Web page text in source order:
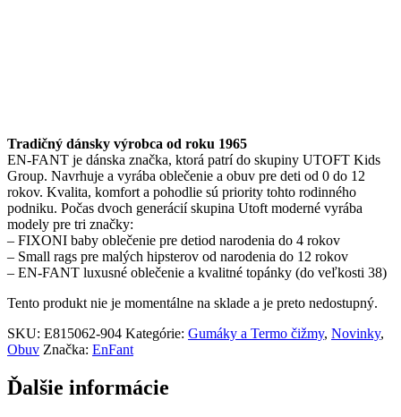
Tradičný dánsky výrobca od roku 1965
EN-FANT je dánska značka, ktorá patrí do skupiny UTOFT Kids
Group. Navrhuje a vyrába oblečenie a obuv pre deti od 0 do 12
rokov. Kvalita, komfort a pohodlie sú priority tohto rodinného
podniku. Počas dvoch generácií skupina Utoft moderné vyrába
modely pre tri značky:
– FIXONI baby oblečenie pre detiod narodenia do 4 rokov
– Small rags pre malých hipsterov od narodenia do 12 rokov
– EN-FANT luxusné oblečenie a kvalitné topánky (do veľkosti 38)
Tento produkt nie je momentálne na sklade a je preto nedostupný.
SKU: E815062-904 Kategórie: Gumáky a Termo čižmy, Novinky,
Obuv Značka: EnFant
Ďalšie informácie